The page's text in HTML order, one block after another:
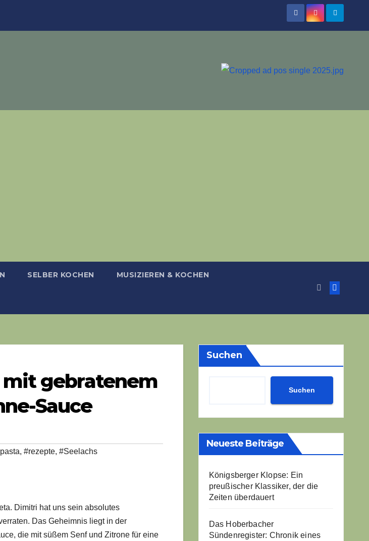
SELBER KOCHEN MUSIZIEREN & KOCHEN
mit gebratenem
Sauce
, #rezepte, #Seelachs
Dimitri hat uns sein absolutes
Das Geheimnis liegt in der
die mit süßem Senf und Zitrone für eine
Suchen
Suchen
Neueste Beiträge
Königsberger Klopse: Ein
preußischer Klassiker, der die
Zeiten überdauert
Das Hoberbacher
Sündenregister: Chronik eines